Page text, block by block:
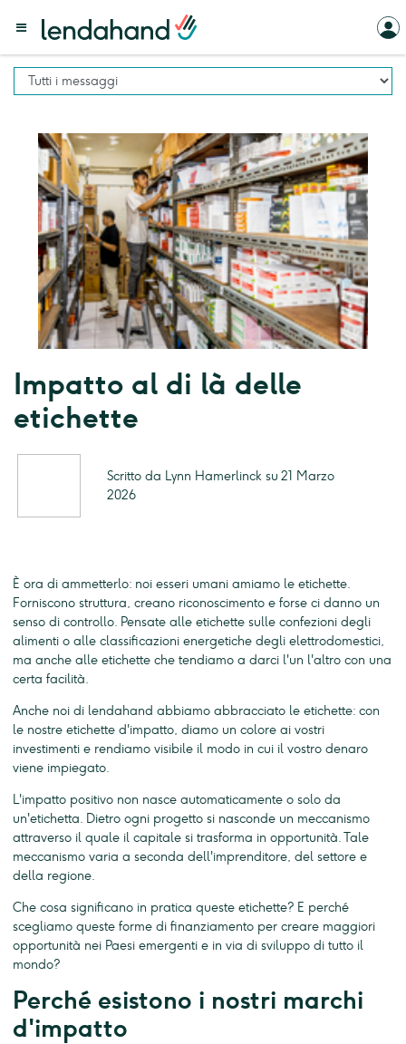
Impatto al di là delle
etichette
Scritto da Lynn Hamerlinck su 21 Marzo
2026
È ora di ammetterlo: noi esseri umani amiamo le etichette.
Forniscono struttura, creano riconoscimento e forse ci danno un
senso di controllo. Pensate alle etichette sulle confezioni degli
alimenti o alle classificazioni energetiche degli elettrodomestici,
ma anche alle etichette che tendiamo a darci l'un l'altro con una
certa facilità.
Anche noi di lendahand abbiamo abbracciato le etichette: con
le nostre etichette d'impatto, diamo un colore ai vostri
investimenti e rendiamo visibile il modo in cui il vostro denaro
viene impiegato.
L'impatto positivo non nasce automaticamente o solo da
un'etichetta. Dietro ogni progetto si nasconde un meccanismo
attraverso il quale il capitale si trasforma in opportunità. Tale
meccanismo varia a seconda dell'imprenditore, del settore e
della regione.
Che cosa significano in pratica queste etichette? E perché
scegliamo queste forme di finanziamento per creare maggiori
opportunità nei Paesi emergenti e in via di sviluppo di tutto il
mondo?
Perché esistono i nostri marchi
d'impatto